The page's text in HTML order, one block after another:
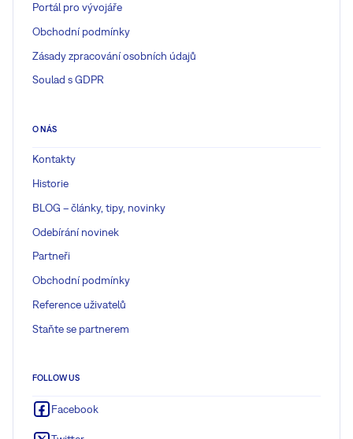
Portál pro vývojáře
Obchodní podmínky
Zásady zpracování osobních údajů
Soulad s GDPR
O NÁS
Kontakty
Historie
BLOG – články, tipy, novinky
Odebírání novinek
Partneři
Obchodní podmínky
Reference uživatelů
Staňte se partnerem
FOLLOW US
Facebook